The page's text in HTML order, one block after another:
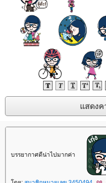
บรรยากาศดีน่าไปมากค่า